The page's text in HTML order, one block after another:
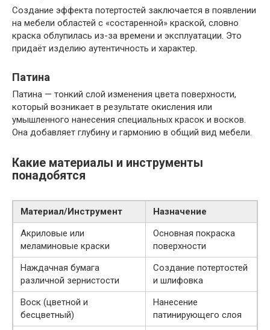
Создание эффекта потертостей заключается в появлении
на мебели областей с «состаренной» краской, словно
краска облупилась из-за времени и эксплуатации. Это
придаёт изделию аутентичность и характер.
Патина
Патина — тонкий слой изменения цвета поверхности,
который возникает в результате окисления или
умышленного нанесения специальных красок и восков.
Она добавляет глубину и гармонию в общий вид мебели.
Какие материалы и инструменты
понадобятся
Материал/Инструмент
Назначение
Акриловые или
меламиновые краски
Основная покраска
поверхности
Наждачная бумага
различной зернистости
Создание потертостей
и шлифовка
Воск (цветной и
бесцветный)
Нанесение
патинирующего слоя